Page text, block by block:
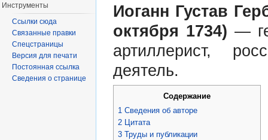
Иоганн Густав
октября 1734) —
артиллерист,
деятель.
Содержание
1 Сведения об авторе
2
Цитата
3 Труды и публикации
Инструменты
Ссылки сюда
Связанные правки
Спецстраницы
Версия для печати
Постоянная ссылка
Сведения о странице